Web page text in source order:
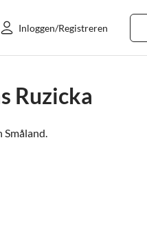
Inloggen/Registreren
Ruzicka
Småland.